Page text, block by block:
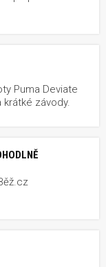
Puma Deviate
krátké závody.